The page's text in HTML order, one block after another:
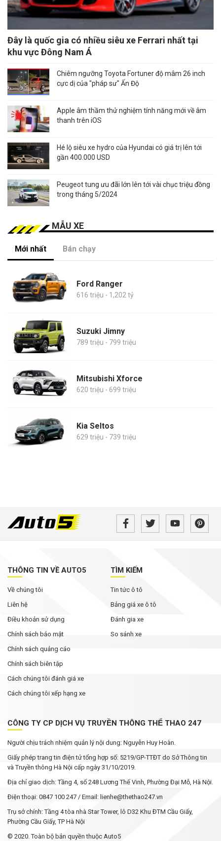
Đây là quốc gia có nhiều siêu xe Ferrari nhất tại
khu vực Đông Nam Á
Chiêm ngưỡng Toyota Fortuner độ mâm 26 inch
cực dị của "pháp sư" Ấn Độ
Apple âm thầm thử nghiệm tính năng mới về âm
thanh trên iOS
Hé lộ siêu xe hydro của Hyundai có giá trị lên tới
gần 400.000 USD
Peugeot tung ưu đãi lớn lên tới vài chục triệu đồng
trong tháng 5/2024
MẪU XE
Mới nhất Bán chạy
Ford Ranger
616 triệu - 1,202 tỷ
Suzuki Jimny
789 triệu - 799 triệu
Mitsubishi Xforce
620 triệu - 699 triệu
Kia Seltos
629 triệu - 739 triệu
THÔNG TIN VỀ AUTO5
Về chúng tôi
Liên hệ
Điều khoản sử dụng
Chính sách bảo mật
Chính sách quảng cáo
Chính sách biên tập
Cách chúng tôi đánh giá xe
Cách chúng tôi xếp hạng xe
TÌM KIẾM
Tin tức ô tô
Bảng giá xe ô tô
Đánh gia xe
So sánh xe
CÔNG TY CP DỊCH VỤ TRUYỀN THÔNG THỂ THAO 247
Người chịu trách nhiệm quản lý nội dung: Nguyễn Huy Hoàn.
Giấy phép trang tin điện tử tổng hợp số: 5219/GP-TTĐT do Sở Thông tin
và Truyền thông Hà Nội cấp ngày 31/10/2019.
Địa chỉ giao dịch: Tầng 4, số 248 Lương Thế Vinh, Phường Đại Mỗ, Hà Nội.
Điện thoại: 0847 100 247 / Email: lienhe@thethao247.vn
Trụ sở chính: Tầng 4 tòa nhà Star Tower, lô D32 Khu ĐTM Cầu Giấy,
Phường Cầu Giấy, TP Hà Nội
© 2020. Toàn bộ bản quyền thuộc Auto5